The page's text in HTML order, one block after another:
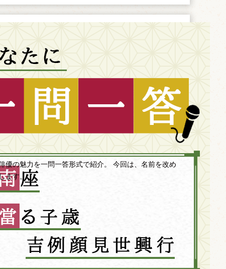
優の魅力を一問一答形式で紹介。 今回は、名前を改め
ます。